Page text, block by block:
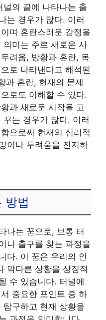
의 끝에 나타나는 출
는 경우가 많다. 이러
며 혼란스러운 감정을
미는 주로 새로운 시
려움, 방황과 혼란, 목
로 나타낸다고 해석된
과 혼란, 현재의 문제
로도 이해할 수 있다.
과 새로운 시작을 고
는 경우가 많다. 이러
으로써 현재의 심리적
이나 두려움을 진지하
방법
나는 꿈으로, 보통 터
나 출구를 찾는 과정을
다. 이 꿈은 우리의 인
막다른 상황을 상징적
수 있습니다. 터널에
중요한 포인트 중 하
구하고 현재 상황을